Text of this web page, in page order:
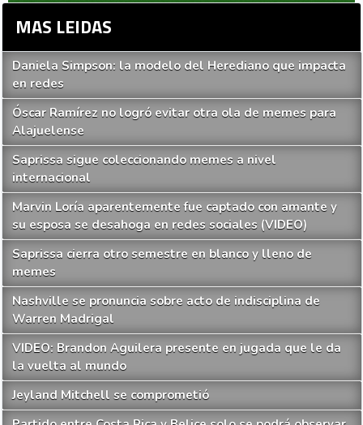
MAS LEIDAS
Daniela Simpson: la modelo del Herediano que impacta
en redes
Óscar Ramírez no logró evitar otra ola de memes para
Alajuelense
Saprissa sigue coleccionando memes a nivel
internacional
Marvin Loría aparentemente fue captado con amante y
su esposa se desahoga en redes sociales (VIDEO)
Saprissa cierra otro semestre en blanco y lleno de
memes
Nashville se pronuncia sobre acto de indisciplina de
Warren Madrigal
VIDEO: Brandon Aguilera presente en jugada que le da
la vuelta al mundo
Jeyland Mitchell se comprometió